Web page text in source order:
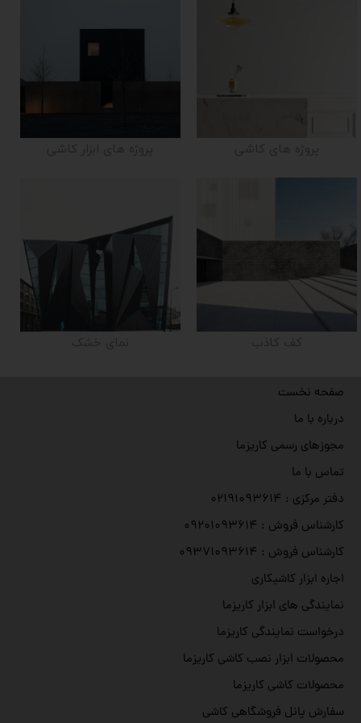
صفحه نخست
درباره با ما
مجوزهای رسمی کاریزما
تماس با ما
دفتر مرکزی : ۰۲۱۹۱۰۹۳۶۱۴
کارشناس فروش : ۰۹۲۰۱۰۹۳۶۱۴
کارشناس فروش : ۰۹۳۷۱۰۹۳۶۱۴
اجاره ابزار کاشیکاری
نمایندگی های ابزار کاریزما
درخواست نمایندگی کاریزما
محصولات ابزار نصب کاشی کاریزما
محصولات کاشی کاریزما
سفارش پانل فروشگاهی کاشی